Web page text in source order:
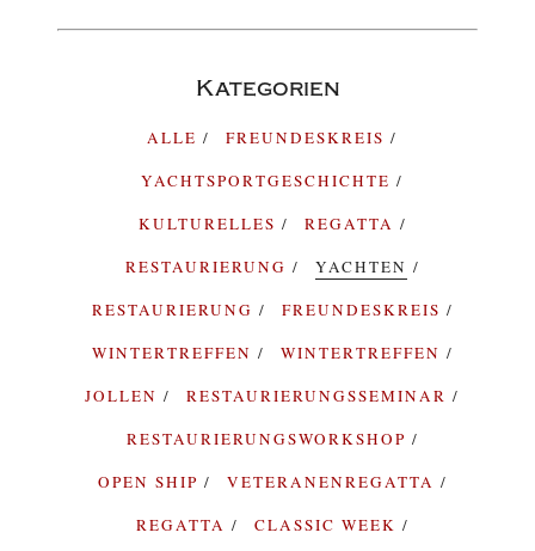
Kategorien
ALLE
FREUNDESKREIS
YACHTSPORTGESCHICHTE
KULTURELLES
REGATTA
RESTAURIERUNG
YACHTEN
RESTAURIERUNG
FREUNDESKREIS
WINTERTREFFEN
WINTERTREFFEN
JOLLEN
RESTAURIERUNGSSEMINAR
RESTAURIERUNGSWORKSHOP
OPEN SHIP
VETERANENREGATTA
REGATTA
CLASSIC WEEK